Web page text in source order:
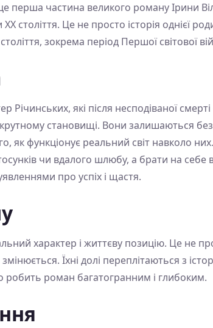
перша частина великого роману Ірини
XX століття. Це не просто історія
зокрема період Першої світової
Річинських, які після несподіваної
становищі. Вони залишаються без
як функціонує реальний світ навколо
чи вдалого шлюбу, а брати на себе
про успіх і щастя.
характер і життєву позицію. Це не
Їхні долі переплітаються з
роман багатогранним і глибоким.